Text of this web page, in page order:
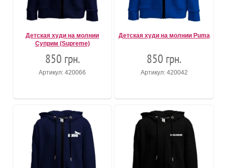
Детская худи на молнии
Суприм (Supreme)
850 грн.
Артикул: 420066
Детская худи на молнии Puma
850 грн.
Артикул: 420042